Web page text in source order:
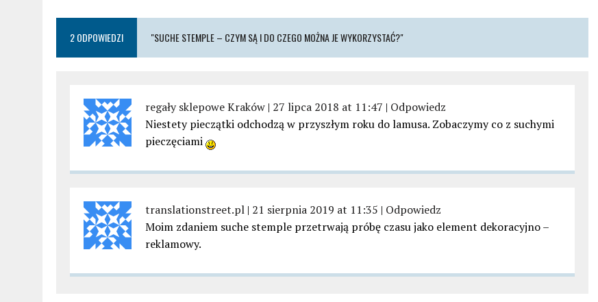
2 ODPOWIEDZI "SUCHE STEMPLE ­– CZYM SĄ I DO CZEGO MOŻNA JE WYKORZYSTAĆ?"
regały sklepowe Kraków | 27 lipca 2018 at 11:47 | Odpowiedz
Niestety pieczątki odchodzą w przyszłym roku do lamusa. Zobaczymy co z suchymi
pieczęciami
translationstreet.pl | 21 sierpnia 2019 at 11:35 | Odpowiedz
Moim zdaniem suche stemple przetrwają próbę czasu jako element dekoracyjno –
reklamowy.